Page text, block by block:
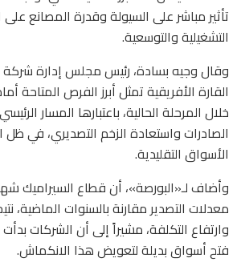
تأثير مباشر على السيولة وقدرة المصانع على
التشغيلية والتوسعية.
وقال وجيه بسادة، رئيس مجلس إدارة شركة
القارة الأفريقية تمثل أبرز الفرص المتاحة
خلال المرحلة الحالية، باعتبارها المسار
الصادرات واستعادة الزخم التصديري، في
الأسواق التقليدية.
وأضاف لـ«البورصة»، أن قطاع السيراميك
معدلات التصدير مقارنة بالسنوات الماضية،
وارتفاع التكلفة، مشيراً إلى أن الشركات
فتح أسواق بديلة لتعويض هذا الانكماش.